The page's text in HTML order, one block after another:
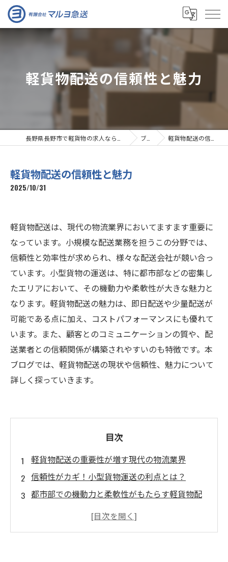
軽貨物配送の信頼性と魅力
ブログ 軽貨物配送の信頼性と魅力
軽貨物配送の信頼性と魅力
2025/10/31
軽貨物配送は、現代の物流業界においてますます重要に
なっています。小規模な配送業務を担うこの分野では、
信頼性と効率性が求められ、様々な配送会社が競い合っ
ています。小型貨物の運送は、特に都市部などの密集し
たエリアにおいて、その機動力や柔軟性が大きな魅力と
なります。軽貨物配送の魅力は、即日配送や少量配送が
可能である点に加え、コストパフォーマンスにも優れて
います。また、顧客とのコミュニケーションの質や、配
送業者との信頼関係が構築されやすいのも特徴です。本
ブログでは、軽貨物配送の現状や信頼性、魅力について
詳しく探っていきます。
目次
軽貨物配送の重要性が増す現代の物流業界
信頼性がカギ！小型貨物運送の利点とは？
都市部での機動力と柔軟性がもたらす軽貨物配